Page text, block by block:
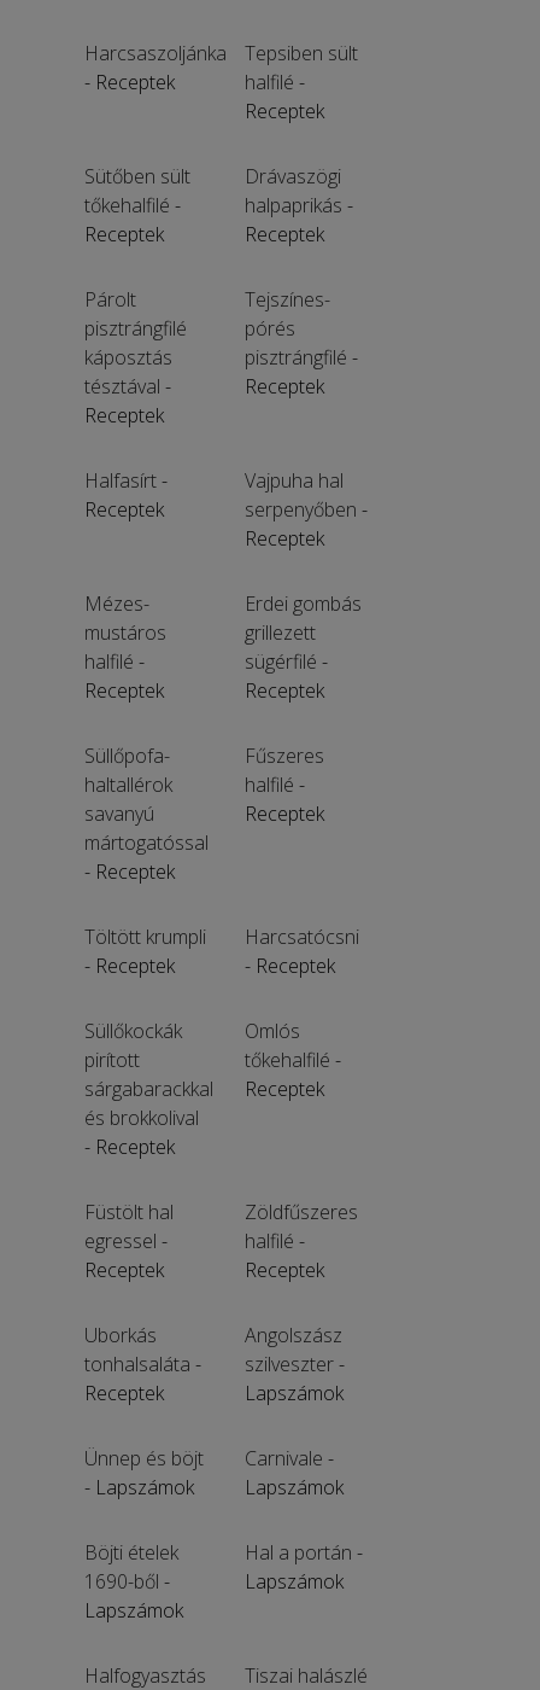
Harcsaszoljánka
- Receptek
Tepsiben sült
halfilé -
Receptek
Sütőben sült
tőkehalfilé -
Receptek
Drávaszögi
halpaprikás -
Receptek
Párolt
pisztrángfilé
káposztás
tésztával -
Receptek
Tejszínes-
pórés
pisztrángfilé -
Receptek
Halfasírt-
Receptek
Vajpuha hal
serpenyőben -
Receptek
Mézes-
mustáros
halfilé -
Receptek
Erdei gombás
grillezett
sügérfilé -
Receptek
Süllőpofa-
haltallérok
savanyú
mártogatóssal
- Receptek
Fűszeres
halfilé -
Receptek
Töltött krumpli
- Receptek
Harcsatócsni
- Receptek
Süllőkockák
pirított
sárgabarackkal
és brokkolival
- Receptek
Omlós
tőkehalfilé -
Receptek
Füstölt hal
egressel -
Receptek
Zöldfűszeres
halfilé -
Receptek
Uborkás
tonhalsaláta -
Receptek
Angolszász
szilveszter-
Lapszámok
Ünnep és böjt
- Lapszámok
Carnivale -
Lapszámok
Böjti ételek
1690-ből -
Lapszámok
Hal a portán -
Lapszámok
Halfogyasztás
Tiszai halászlé